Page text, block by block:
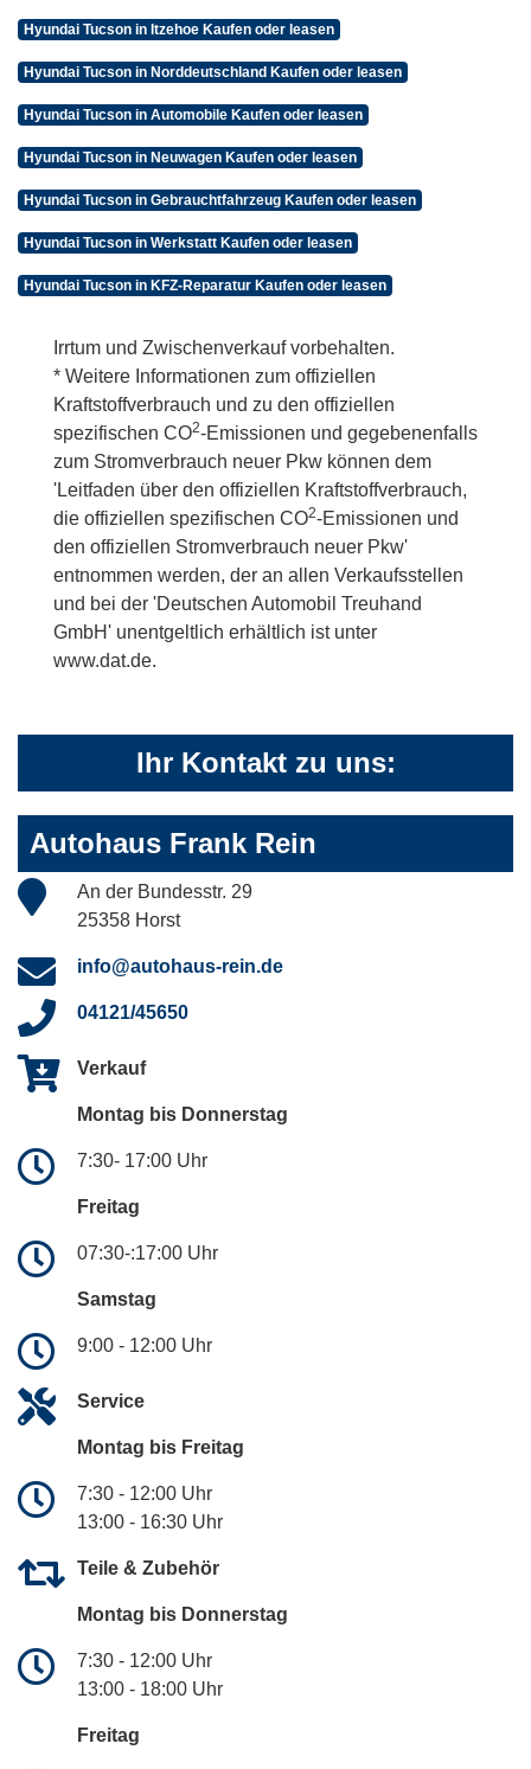
Hyundai Tucson in Itzehoe Kaufen oder leasen
Hyundai Tucson in Norddeutschland Kaufen oder leasen
Hyundai Tucson in Automobile Kaufen oder leasen
Hyundai Tucson in Neuwagen Kaufen oder leasen
Hyundai Tucson in Gebrauchtfahrzeug Kaufen oder leasen
Hyundai Tucson in Werkstatt Kaufen oder leasen
Hyundai Tucson in KFZ-Reparatur Kaufen oder leasen
Irrtum und Zwischenverkauf vorbehalten.
* Weitere Informationen zum offiziellen
Kraftstoffverbrauch und zu den offiziellen
spezifischen CO2-Emissionen und gegebenenfalls
zum Stromverbrauch neuer Pkw können dem
'Leitfaden über den offiziellen Kraftstoffverbrauch,
die offiziellen spezifischen CO2-Emissionen und
den offiziellen Stromverbrauch neuer Pkw'
entnommen werden, der an allen Verkaufsstellen
und bei der 'Deutschen Automobil Treuhand
GmbH' unentgeltlich erhältlich ist unter
www.dat.de.
Ihr Kontakt zu uns:
Autohaus Frank Rein
An der Bundesstr. 29
25358 Horst
info@autohaus-rein.de
04121/45650
Verkauf
Montag bis Donnerstag
7:30- 17:00 Uhr
Freitag
07:30-:17:00 Uhr
Samstag
9:00 - 12:00 Uhr
Service
Montag bis Freitag
7:30 - 12:00 Uhr
13:00 - 16:30 Uhr
Teile & Zubehör
Montag bis Donnerstag
7:30 - 12:00 Uhr
13:00 - 18:00 Uhr
Freitag